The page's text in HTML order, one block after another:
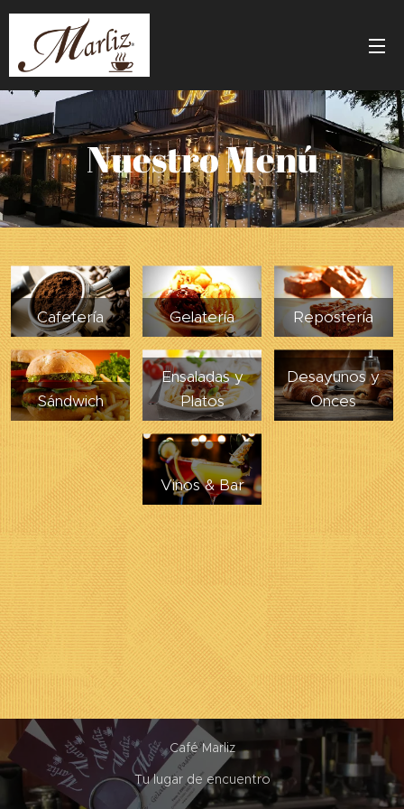
Nuestro Menú
Cafetería Gelatería Repostería
Sándwich
Ensaladas y
Platos
Desayunos y
Onces
Vinos & Bar
Café Marliz
Tu lugar de encuentro